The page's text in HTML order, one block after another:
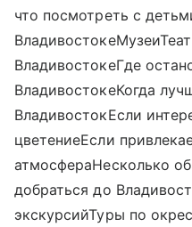
что посмотреть с
ВладивостокеГде
ВладивостокеКогда
ВладивостокЕсли
цветениеЕсли
атмосфераНесколько
добраться до
экскурсийТуры по